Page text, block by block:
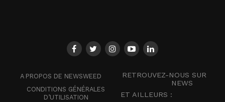
A PROPOS DE NEWSWEED
CONDITIONS GÉNÉRALES
D’UTILISATION
RETROUVEZ-NOUS SUR
NEWS
ET AILLEURS :